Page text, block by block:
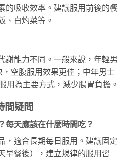
的吸收效率。建議服用前後的餐
、白灼菜等。
謝能力不同。一般來說，年輕男
空腹服用效果更佳；中年男士
用為主要方式，減少腸胃負擔。
間疑問
每天應該在什麼時間吃？
，適合長期每日服用。建議固定
早餐後），建立規律的服用習